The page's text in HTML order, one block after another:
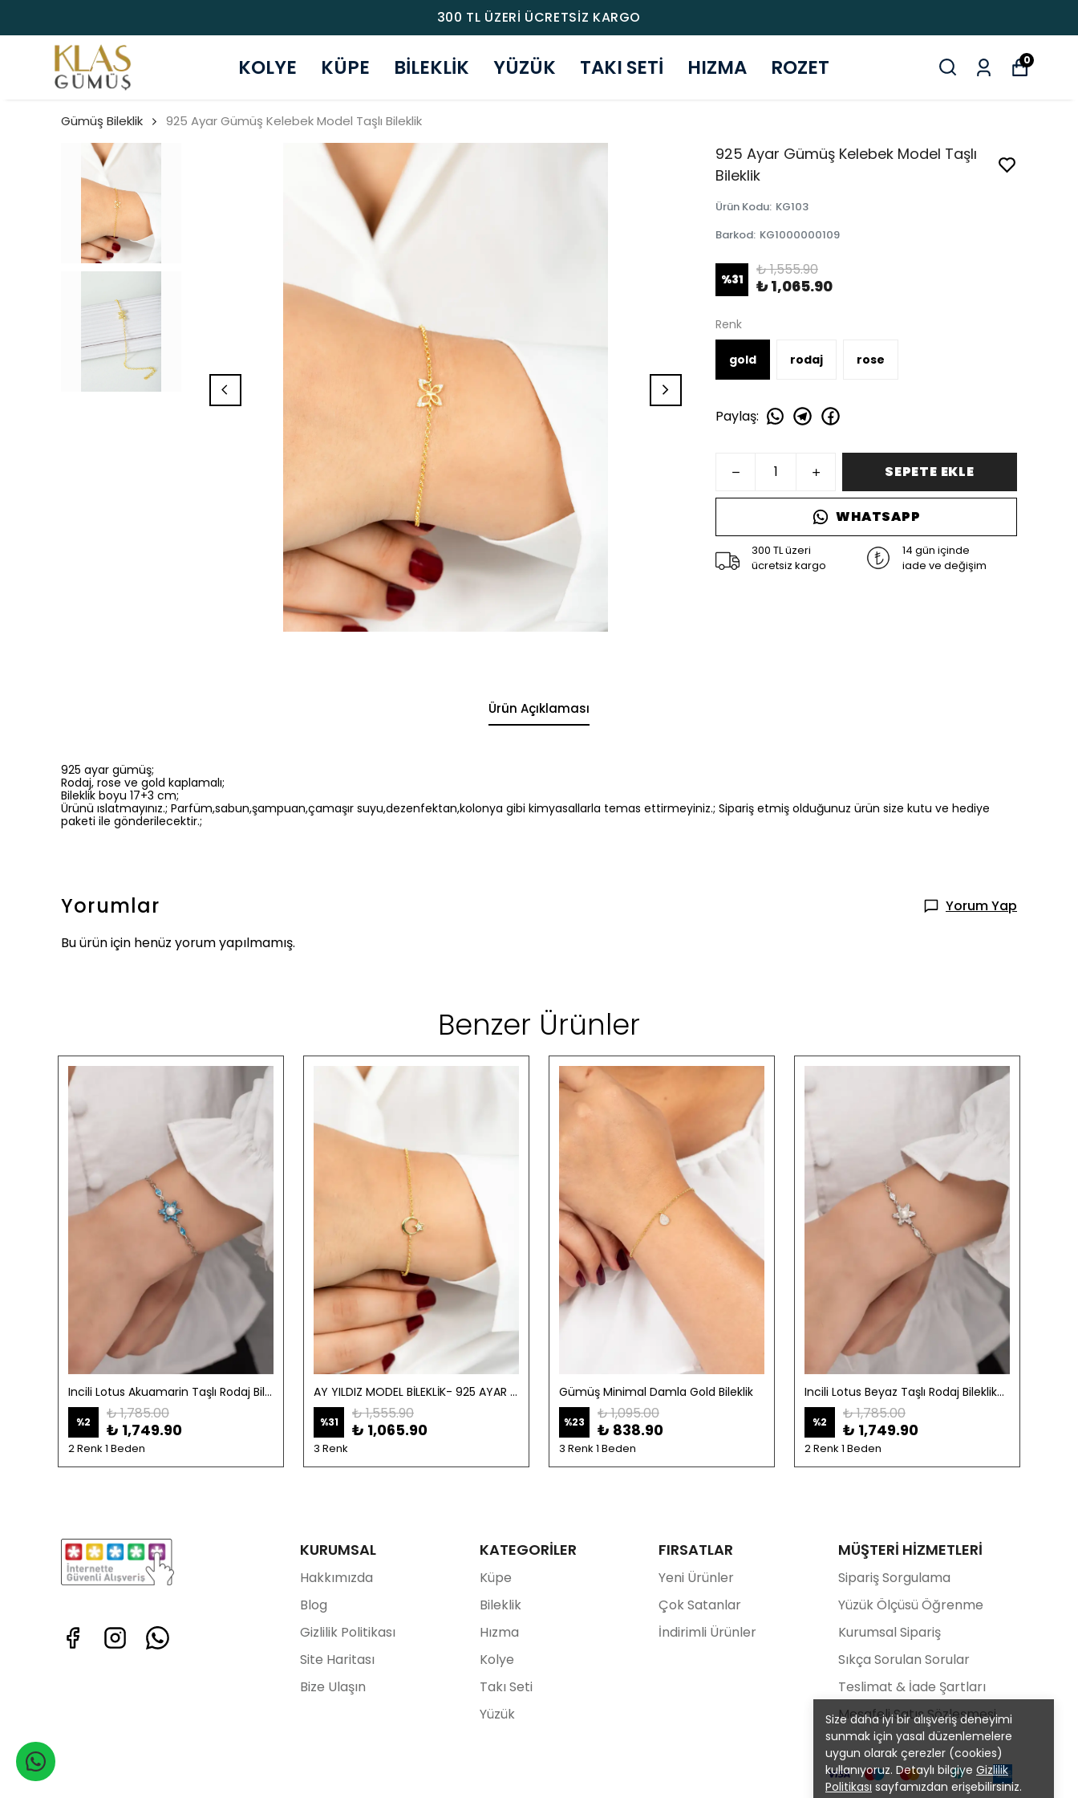
300 TL ÜZERİ ÜCRETSİZ KARGO
KOLYE KÜPE BİLEKLİK YÜZÜK TAKI SETİ HIZMA ROZET 0
Size daha iyi bir alışveriş deneyimi
sunmak için yasal düzenlemelere
uygun olarak çerezler (cookies)
kullanıyoruz. Detaylı bilgiye Gizlilik
Politikası sayfamızdan erişebilirsiniz.
Gümüş Bileklik 925 Ayar Gümüş Kelebek Model Taşlı Bileklik
925 Ayar Gümüş Kelebek Model Taşlı
Bileklik
Ürün Kodu: KG103
Barkod: KG1000000109
%31
₺ 1,555.90
₺ 1,065.90
Renk
gold rodaj rose
Paylaş:
SEPETE EKLE
WHATSAPP
300 TL üzeri
ücretsiz kargo
14 gün içinde
iade ve değişim
Ürün Açıklaması
925 ayar gümüş;
Rodaj, rose ve gold kaplamalı;
Bileklik boyu 17+3 cm;
Ürünü ıslatmayınız.; Parfüm,sabun,şampuan,çamaşır suyu,dezenfektan,kolonya gibi kimyasallarla temas ettirmeyiniz.; Sipariş etmiş olduğunuz ürün size kutu ve hediye
paketi ile gönderilecektir.;
Yorumlar
Yorum Yap
Bu ürün için henüz yorum yapılmamış.
Benzer Ürünler
Incili Lotus Akuamarin Taşlı Rodaj Bileklik-925 Ayar Gümüş
%2 ₺ 1,785.00
₺ 1,749.90
2 Renk 1 Beden
AY YILDIZ MODEL BİLEKLİK- 925 AYAR GÜMÜŞ
%31 ₺ 1,555.90
₺ 1,065.90
3 Renk
Gümüş Minimal Damla Gold Bileklik
%23 ₺ 1,095.00
₺ 838.90
3 Renk 1 Beden
Incili Lotus Beyaz Taşlı Rodaj Bileklik-925 Ayar Gümüş
%2 ₺ 1,785.00
₺ 1,749.90
2 Renk 1 Beden
KURUMSAL
Hakkımızda
Blog
Gizlilik Politikası
Site Haritası
Bize Ulaşın
KATEGORİLER
Küpe
Bileklik
Hızma
Kolye
Takı Seti
Yüzük
FIRSATLAR
Yeni Ürünler
Çok Satanlar
İndirimli Ürünler
MÜŞTERİ HİZMETLERİ
Sipariş Sorgulama
Yüzük Ölçüsü Öğrenme
Kurumsal Sipariş
Sıkça Sorulan Sorular
Teslimat & İade Şartları
Mesafeli Satış Sözleşmesi